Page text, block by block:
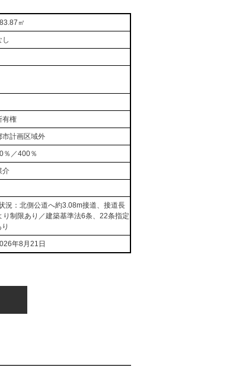
㎡
し
有権
市計画区域外
％／400％
介
況：北側公道へ約3.08m接道、接道長
制限あり／建築基準法6条、22条指定
年8月21日